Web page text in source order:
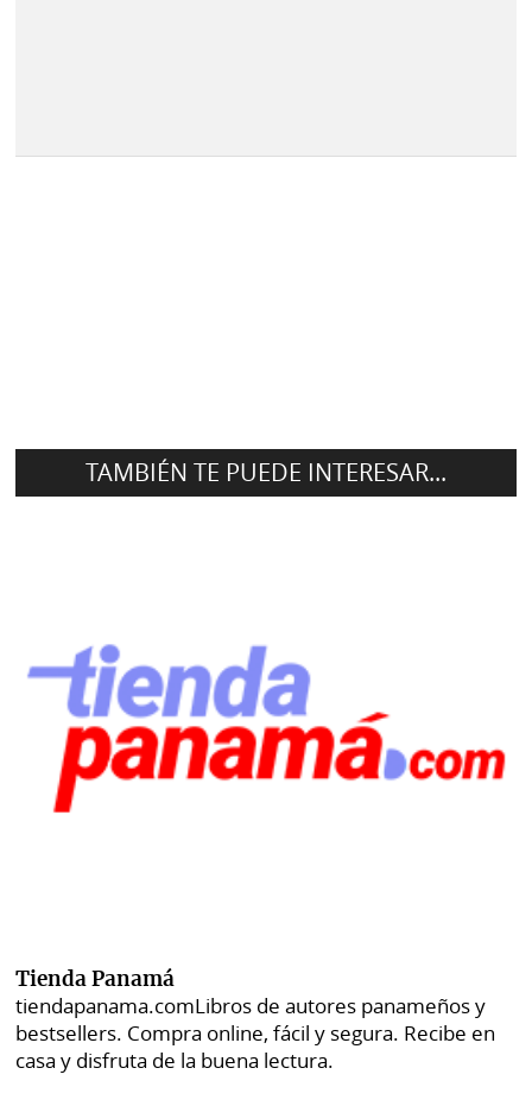
TAMBIÉN TE PUEDE INTERESAR...
Tienda Panamá
tiendapanama.comLibros de autores panameños y
bestsellers. Compra online, fácil y segura. Recibe en
casa y disfruta de la buena lectura.